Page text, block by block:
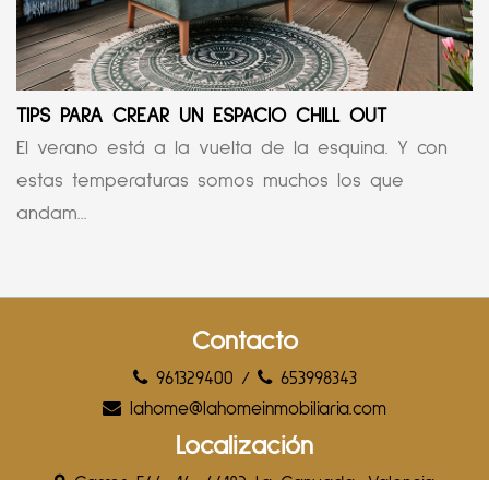
TIPS PARA CREAR UN ESPACIO CHILL OUT
El verano está a la vuelta de la esquina. Y con
estas temperaturas somos muchos los que
andam...
Contacto
961329400 /
653998343
lahome@lahomeinmobiliaria.com
Localización